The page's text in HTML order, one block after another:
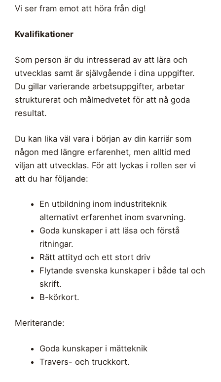
Vi ser fram emot att höra från dig!
Kvalifikationer
Som person är du intresserad av att lära och
utvecklas samt är självgående i dina uppgifter.
Du gillar varierande arbetsuppgifter, arbetar
strukturerat och målmedvetet för att nå goda
resultat.
Du kan lika väl vara i början av din karriär som
någon med längre erfarenhet, men alltid med
viljan att utvecklas. För att lyckas i rollen ser vi
att du har följande:
En utbildning inom industriteknik
alternativt erfarenhet inom svarvning.
Goda kunskaper i att läsa och förstå
ritningar.
Rätt attityd och ett stort driv
Flytande svenska kunskaper i både tal och
skrift.
B-körkort.
Meriterande:
Goda kunskaper i mätteknik
Travers- och truckkort.